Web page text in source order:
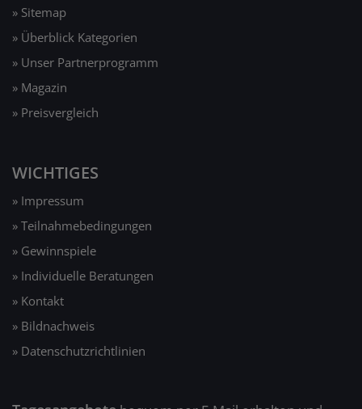
» Sitemap
» Überblick Kategorien
» Unser Partnerprogramm
» Magazin
» Preisvergleich
WICHTIGES
» Impressum
» Teilnahmebedingungen
» Gewinnspiele
» Individuelle Beratungen
» Kontakt
» Bildnachweis
» Datenschutzrichtlinien